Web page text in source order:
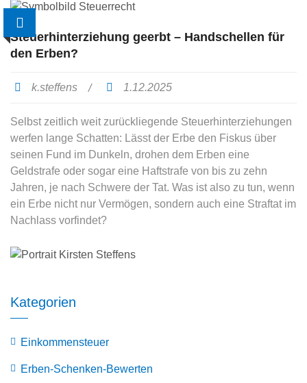
Steuerhinterziehung geerbt – Handschellen für
den Erben?
k.steffens 1.12.2025
Selbst zeitlich weit zurückliegende Steuerhinterziehungen
werfen lange Schatten: Lässt der Erbe den Fiskus über
seinen Fund im Dunkeln, drohen dem Erben eine
Geldstrafe oder sogar eine Haftstrafe von bis zu zehn
Jahren, je nach Schwere der Tat. Was ist also zu tun, wenn
ein Erbe nicht nur Vermögen, sondern auch eine Straftat im
Nachlass vorfindet?
Kategorien
Einkommensteuer
Erben-Schenken-Bewerten